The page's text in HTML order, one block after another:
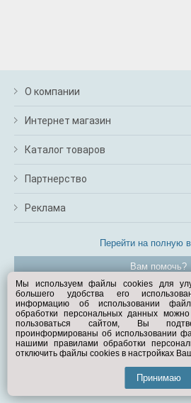
О компании
Интернет магазин
Каталог товаров
Партнерство
Реклама
Перейти на полную
Вам помочь?
© Exist.ru
Мы используем файлы cookies для
большего удобства его
информацию об использовании
обработки персональных данных
пользоваться сайтом, Вы
проинформированы об использовании
нашими правилами обработки
отключить файлы cookies в настройках
Принимаю